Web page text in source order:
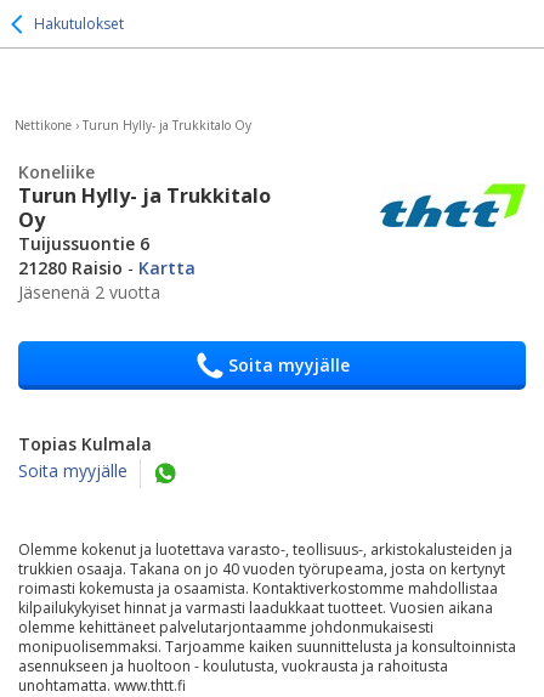
Hakutulokset
Nettikone › Turun Hylly- ja Trukkitalo Oy
Koneliike
Turun Hylly- ja Trukkitalo
Oy
Tuijussuontie 6
21280 Raisio - Kartta
Jäsenenä 2 vuotta
Soita myyjälle
Topias Kulmala
Soita myyjälle
Olemme kokenut ja luotettava varasto-, teollisuus-, arkistokalusteiden ja
trukkien osaaja. Takana on jo 40 vuoden työrupeama, josta on kertynyt
roimasti kokemusta ja osaamista. Kontaktiverkostomme mahdollistaa
kilpailukykyiset hinnat ja varmasti laadukkaat tuotteet. Vuosien aikana
olemme kehittäneet palvelutarjontaamme johdonmukaisesti
monipuolisemmaksi. Tarjoamme kaiken suunnittelusta ja konsultoinnista
asennukseen ja huoltoon - koulutusta, vuokrausta ja rahoitusta
unohtamatta. www.thtt.fi